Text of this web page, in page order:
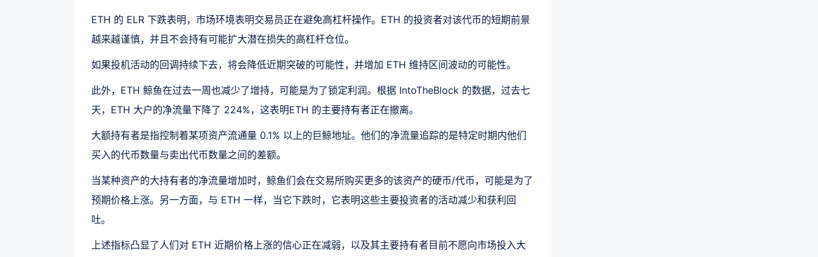
ETH 的 ELR 下跌表明，市场环境表明交易员正在避免高杠杆操作。ETH 的投资者对该代币的短期前景
越来越谨慎，并且不会持有可能扩大潜在损失的高杠杆仓位。
如果投机活动的回调持续下去，将会降低近期突破的可能性，并增加 ETH 维持区间波动的可能性。
此外，ETH 鲸鱼在过去一周也减少了增持，可能是为了锁定利润。根据 IntoTheBlock 的数据，过去七
天，ETH 大户的净流量下降了 224%，这表明ETH 的主要持有者正在撤离。
大额持有者是指控制着某项资产流通量 0.1% 以上的巨鲸地址。他们的净流量追踪的是特定时期内他们
买入的代币数量与卖出代币数量之间的差额。
当某种资产的大持有者的净流量增加时，鲸鱼们会在交易所购买更多的该资产的硬币/代币，可能是为了
预期价格上涨。另一方面，与 ETH 一样，当它下跌时，它表明这些主要投资者的活动减少和获利回
吐。
上述指标凸显了人们对 ETH 近期价格上涨的信心正在减弱，以及其主要持有者目前不愿向市场投入大